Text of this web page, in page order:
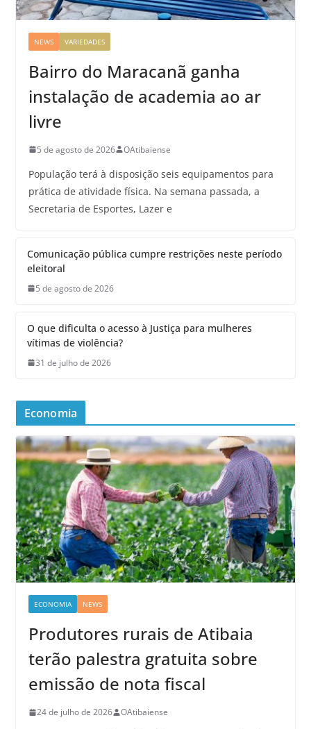
NEWS VARIEDADES
Bairro do Maracanã ganha
instalação de academia ao ar
livre
5 de agosto de 2026 OAtibaiense
População terá à disposição seis equipamentos para
prática de atividade física. Na semana passada, a
Secretaria de Esportes, Lazer e
Comunicação pública cumpre restrições neste período
eleitoral
5 de agosto de 2026
O que dificulta o acesso à Justiça para mulheres
vítimas de violência?
31 de julho de 2026
Economia
ECONOMIA NEWS
Produtores rurais de Atibaia
terão palestra gratuita sobre
emissão de nota fiscal
24 de julho de 2026 OAtibaiense